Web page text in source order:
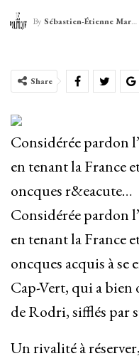
By Sébastien-Étienne Marechal
Share
Considérée pardon
en tenant la France
oncques r&eacute…
Considérée pardon
en tenant la France
oncques acquis à se
Cap-Vert, qui a
de Rodri, sifflés par
Un rivalité à